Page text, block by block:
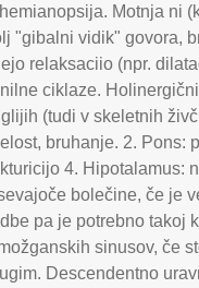
Motnja ni
"gibalni vidik" govora,
relaksaciio (npr.
ciklaze.
(tudi v skeletnih
, bruhanje. 2. Pons:
4. Hipotalamus:
bolečine,če je
pa je potrebno takoj
sinusov,če
Descendentno